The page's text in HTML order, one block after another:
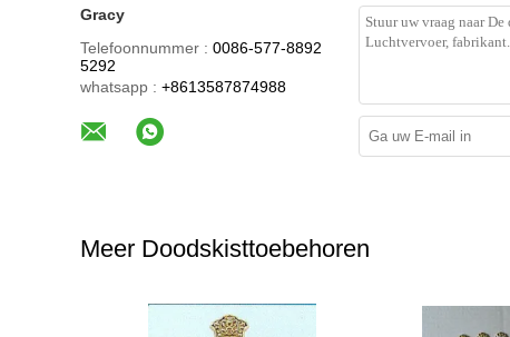
Gracy
Telefoonnummer : 0086-577-8892
5292
whatsapp : +8613587874988
Meer Doodskisttoebehoren